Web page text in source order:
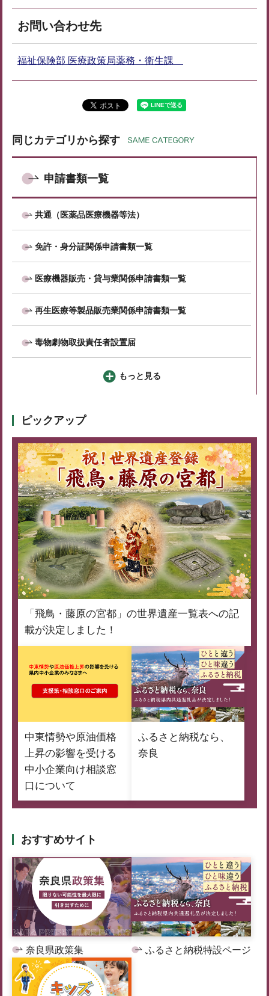
お問い合わせ先
福祉保険部 医療政策局薬務・衛生課
同じカテゴリから探す
申請書類一覧
共通（医薬品医療機器等法）
免許・身分証関係申請書類一覧
医療機器販売・貸与業関係申請書類一覧
再生医療等製品販売業関係申請書類一覧
毒物劇物取扱責任者設置届
もっと見る
ピックアップ
「飛鳥・藤原の宮都」の世界遺産一覧表への記
載が決定しました！
中東情勢や原油価格
上昇の影響を受ける
中小企業向け相談窓
口について
ふるさと納税なら、
奈良
おすすめサイト
奈良県政策集 ふるさと納税特設ページ